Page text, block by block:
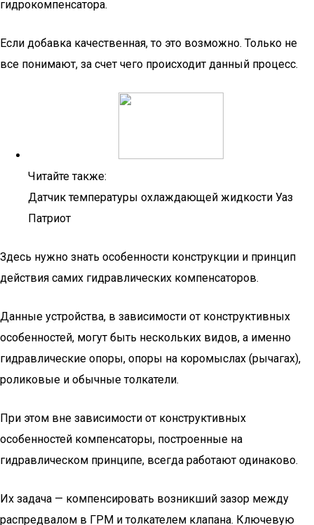
гидрокомпенсатора.
Если добавка качественная, то это возможно. Только не
все понимают, за счет чего происходит данный процесс.
Читайте также:
Датчик температуры охлаждающей жидкости Уаз
Патриот
Здесь нужно знать особенности конструкции и принцип
действия самих гидравлических компенсаторов.
Данные устройства, в зависимости от конструктивных
особенностей, могут быть нескольких видов, а именно
гидравлические опоры, опоры на коромыслах (рычагах),
роликовые и обычные толкатели.
При этом вне зависимости от конструктивных
особенностей компенсаторы, построенные на
гидравлическом принципе, всегда работают одинаково.
Их задача — компенсировать возникший зазор между
распредвалом в ГРМ и толкателем клапана. Ключевую